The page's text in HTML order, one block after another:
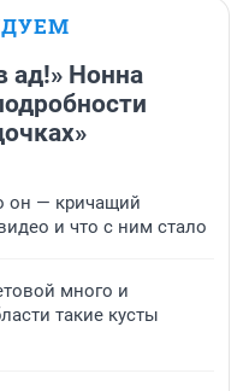
ад!» Нонна
он — кричащий
и что с ним стало
много и
такие кусты